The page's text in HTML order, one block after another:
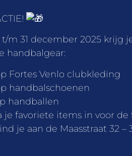
m 31 december 2025 krijg
handbalgear:
Fortes Venlo clubkleding
handbalschoenen
handballen
je favoriete items in voor de
je aan de Maasstraat 32 –